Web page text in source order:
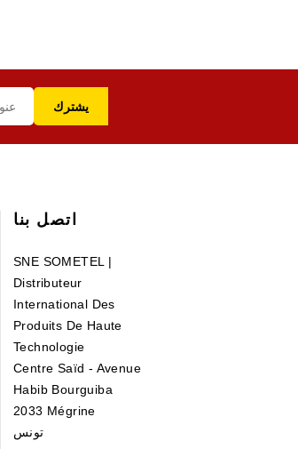
اتصل بنا
SNE SOMETEL |
Distributeur
International Des
Produits De Haute
Technologie
Centre Saïd - Avenue
Habib Bourguiba
2033 Mégrine
تونس